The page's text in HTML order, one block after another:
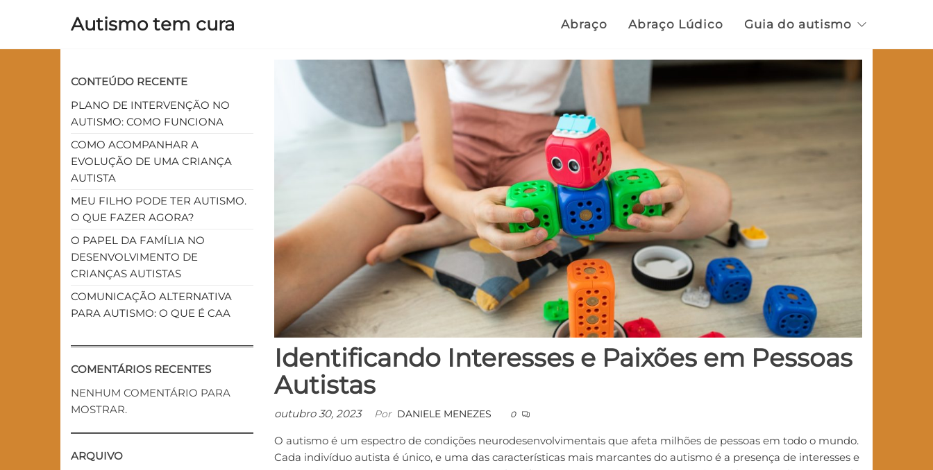
Autismo tem cura Abraço Abraço Lúdico Guia do autismo
Identificando Interesses e Paixões em Pessoas
Autistas
outubro 30, 2023 Por DANIELE MENEZES 0
O autismo é um espectro de condições neurodesenvolvimentais que afeta milhões de pessoas em todo o mundo.
Cada indivíduo autista é único, e uma das características mais marcantes do autismo é a presença de interesses e
CONTEÚDO RECENTE
PLANO DE INTERVENÇÃO NO
AUTISMO: COMO FUNCIONA
COMO ACOMPANHAR A
EVOLUÇÃO DE UMA CRIANÇA
AUTISTA
MEU FILHO PODE TER AUTISMO.
O QUE FAZER AGORA?
O PAPEL DA FAMÍLIA NO
DESENVOLVIMENTO DE
CRIANÇAS AUTISTAS
COMUNICAÇÃO ALTERNATIVA
PARA AUTISMO: O QUE É CAA
COMENTÁRIOS RECENTES
NENHUM COMENTÁRIO PARA
MOSTRAR.
ARQUIVO